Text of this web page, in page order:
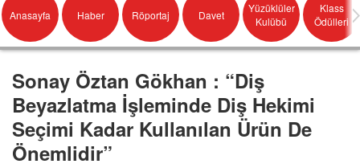
Anasayfa Haber Röportaj Davet
Yüzüklüler
Kulübü
Klass
Ödülleri
Sonay Öztan Gökhan : “Diş
Beyazlatma İşleminde Diş Hekimi
Seçimi Kadar Kullanılan Ürün De
Önemlidir”